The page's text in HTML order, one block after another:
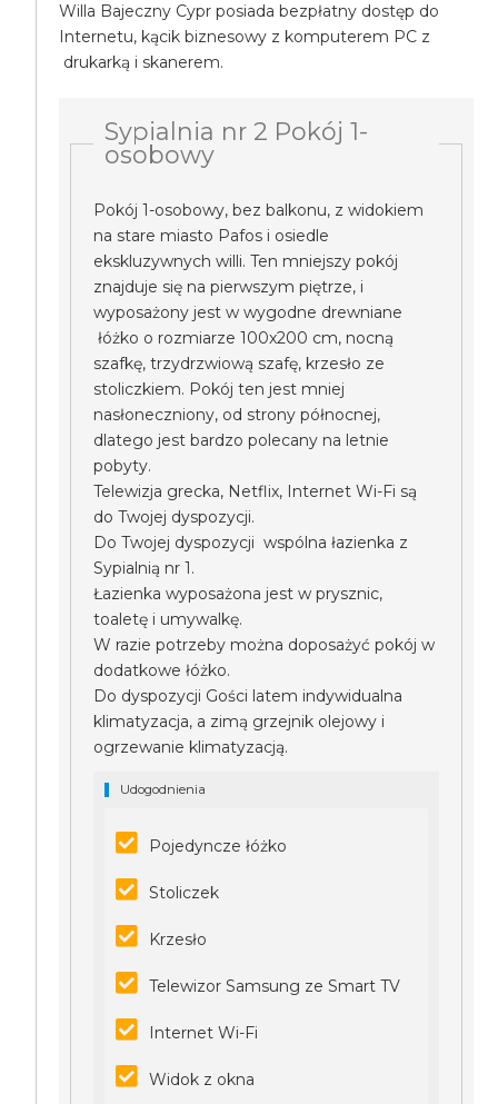
Willa Bajeczny Cypr posiada bezpłatny dostęp do
Internetu, kącik biznesowy z komputerem PC z
drukarką i skanerem.
Sypialnia nr 2 Pokój 1-
osobowy
Pokój 1-osobowy, bez balkonu, z widokiem
na stare miasto Pafos i osiedle
ekskluzywnych willi. Ten mniejszy pokój
znajduje się na pierwszym piętrze, i
wyposażony jest w wygodne drewniane
łóżko o rozmiarze 100x200 cm, nocną
szafkę, trzydrzwiową szafę, krzesło ze
stoliczkiem. Pokój ten jest mniej
nasłoneczniony, od strony północnej,
dlatego jest bardzo polecany na letnie
pobyty.
Telewizja grecka, Netflix, Internet Wi-Fi są
do Twojej dyspozycji.
Do Twojej dyspozycji wspólna łazienka z
Sypialnią nr 1.
Łazienka wyposażona jest w prysznic,
toaletę i umywalkę.
W razie potrzeby można doposażyć pokój w
dodatkowe łóżko.
Do dyspozycji Gości latem indywidualna
klimatyzacja, a zimą grzejnik olejowy i
ogrzewanie klimatyzacją.
Udogodnienia
Pojedyncze łóżko
Stoliczek
Krzesło
Telewizor Samsung ze Smart TV
Internet Wi-Fi
Widok z okna